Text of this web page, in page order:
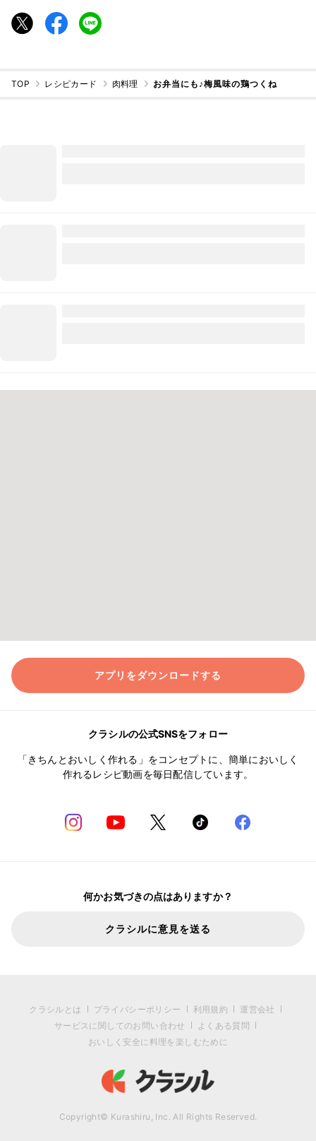
TOP レシピカード 肉料理 お弁当にも♪梅風味の鶏つくね
アプリをダウンロードする
クラシルの公式SNSをフォロー
「きちんとおいしく作れる」をコンセプトに、簡単においしく
作れるレシピ動画を毎日配信しています。
何かお気づきの点はありますか？
クラシルに意見を送る
クラシルとは プライバシーポリシー 利用規約
運営会社
サービスに関してのお問い合わせ
よくある質問
おいしく安全に料理を楽しむために
Copyright© Kurashiru, Inc. All Rights Reserved.